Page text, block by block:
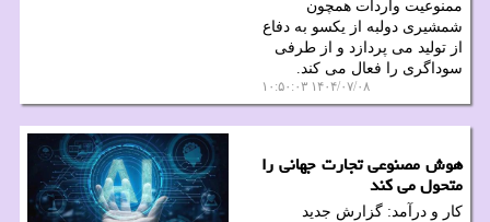
ممنوعیت واردات همچون
شمشیری دولبه از یکسو به دفاع
از تولید می پردازد و از طرفی
سوداگری را فعال می کند.
۱۴۰۴/۰۷/۰۸ ۱۰:۵۰:۰۳
هوش مصنوعی تجارت جهانی را
متحول می کند
کار و درآمد: گزارش جدید